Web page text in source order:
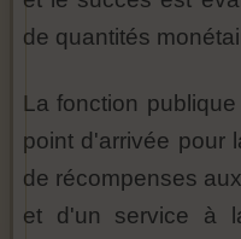
de quantités
La fonction
point d'arrivée pour
de récompenses
et d'un service à